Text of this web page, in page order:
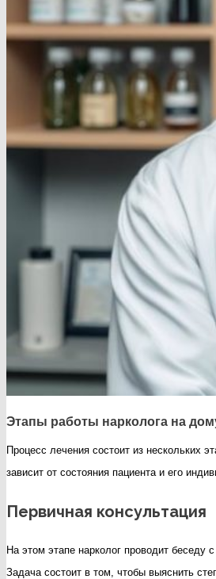
Этапы работы нарколога на
Процесс лечения состоит из нескольких
зависит от состояния пациента и его
Первичная консультация
На этом этапе нарколог проводит беседу
Задача состоит в том, чтобы выяснить